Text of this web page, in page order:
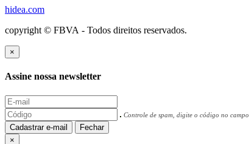
hidea.com
copyright © FBVA - Todos direitos reservados.
×
Assine nossa newsletter
Controle de spam, digite o código no campo.
Cadastrar e-mail
Fechar
×